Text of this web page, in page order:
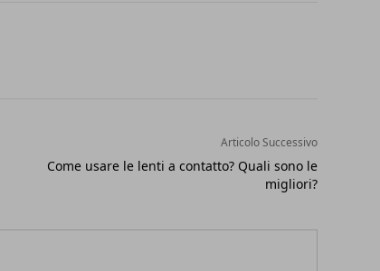
Articolo Successivo
Come usare le lenti a contatto? Quali sono le
migliori?